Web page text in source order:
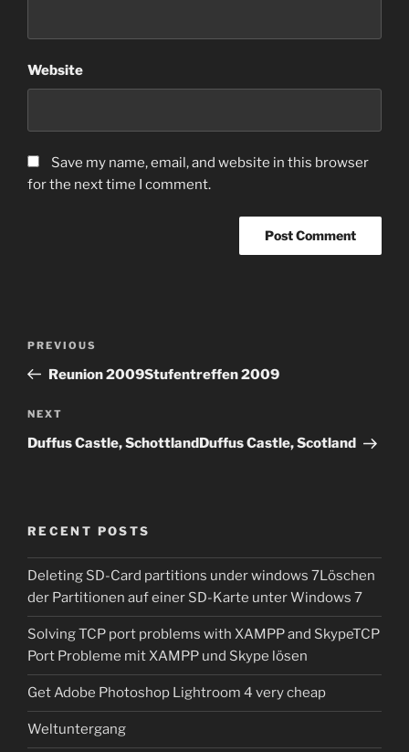
Website
Save my name, email, and website in this browser
for the next time I comment.
Previous
Post
PREVIOUS
Reunion 2009Stufentreffen 2009
Next
Post
NEXT
Duffus Castle, SchottlandDuffus Castle, Scotland
RECENT POSTS
Deleting SD-Card partitions under windows 7Löschen
der Partitionen auf einer SD-Karte unter Windows 7
Solving TCP port problems with XAMPP and SkypeTCP
Port Probleme mit XAMPP und Skype lösen
Get Adobe Photoshop Lightroom 4 very cheap
Weltuntergang